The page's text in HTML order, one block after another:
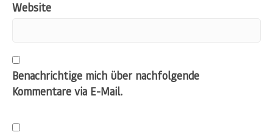
Website
Benachrichtige mich über nachfolgende
Kommentare via E-Mail.